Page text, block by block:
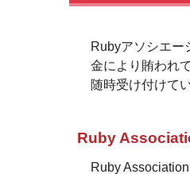
Rubyアソシエー
金により賄われ
随時受け付けて
Ruby
Ruby